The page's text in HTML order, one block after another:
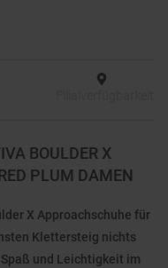
BOULDER X
PLUM DAMEN
X Approachschuhe für
Klettersteig nichts
und Leichtigkeit im